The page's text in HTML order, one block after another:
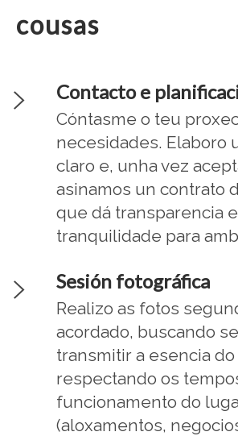
cousas
Contacto e
Cóntasme o teu
necesidades. Elaboro
claro e, unha vez
asinamos un contrato
que dá transparencia e
tranquilidade para
Sesión fotográfica
Realizo as fotos
acordado, buscando
transmitir a esencia
respectando os
funcionamento do
(aloxamentos,